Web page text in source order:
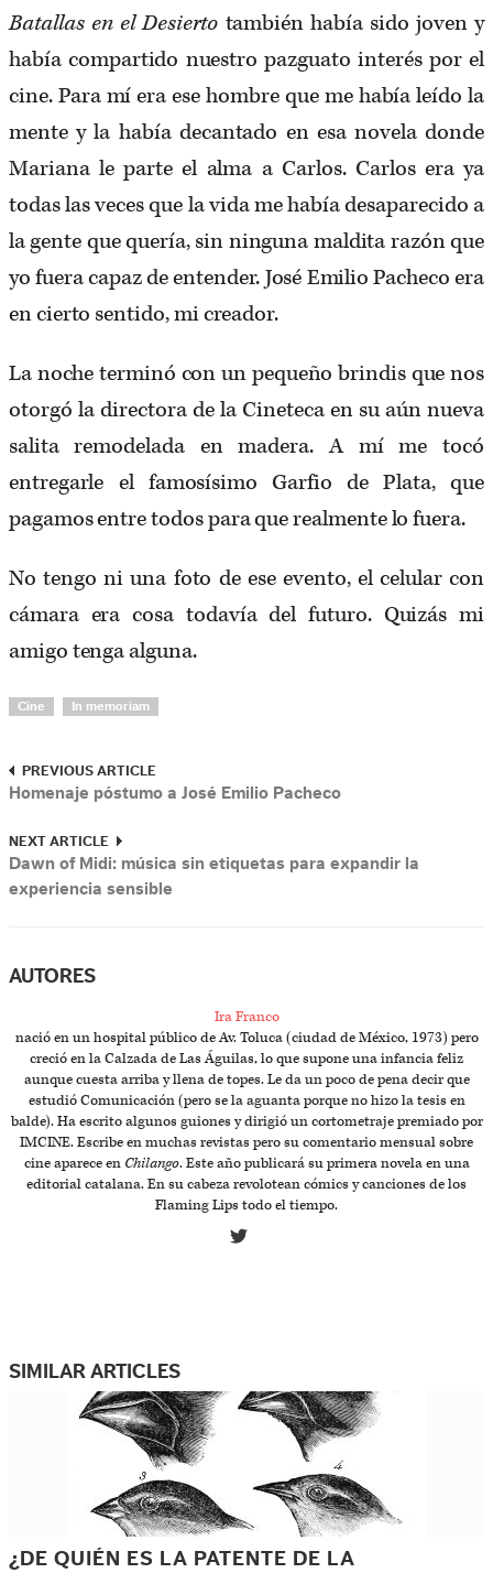
Batallas en el Desierto también había sido joven y
había compartido nuestro pazguato interés por el
cine. Para mí era ese hombre que me había leído la
mente y la había decantado en esa novela donde
Mariana le parte el alma a Carlos. Carlos era ya
todas las veces que la vida me había desaparecido a
la gente que quería, sin ninguna maldita razón que
yo fuera capaz de entender. José Emilio Pacheco era
en cierto sentido, mi creador.
La noche terminó con un pequeño brindis que nos
otorgó la directora de la Cineteca en su aún nueva
salita remodelada en madera. A mí me tocó
entregarle el famosísimo Garfio de Plata, que
pagamos entre todos para que realmente lo fuera.
No tengo ni una foto de ese evento, el celular con
cámara era cosa todavía del futuro. Quizás mi
amigo tenga alguna.
Cine In memoriam
PREVIOUS ARTICLE
Homenaje póstumo a José Emilio Pacheco
NEXT ARTICLE
Dawn of Midi: música sin etiquetas para expandir la
experiencia sensible
AUTORES
Ira Franco
nació en un hospital público de Av. Toluca (ciudad de México, 1973) pero
creció en la Calzada de Las Águilas, lo que supone una infancia feliz
aunque cuesta arriba y llena de topes. Le da un poco de pena decir que
estudió Comunicación (pero se la aguanta porque no hizo la tesis en
balde). Ha escrito algunos guiones y dirigió un cortometraje premiado por
IMCINE. Escribe en muchas revistas pero su comentario mensual sobre
cine aparece en Chilango. Este año publicará su primera novela en una
editorial catalana. En su cabeza revolotean cómics y canciones de los
Flaming Lips todo el tiempo.
SIMILAR ARTICLES
¿DE QUIÉN ES LA PATENTE DE LA